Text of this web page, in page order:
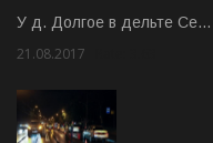
У д. Долгое в дельте Се…
21.08.2017